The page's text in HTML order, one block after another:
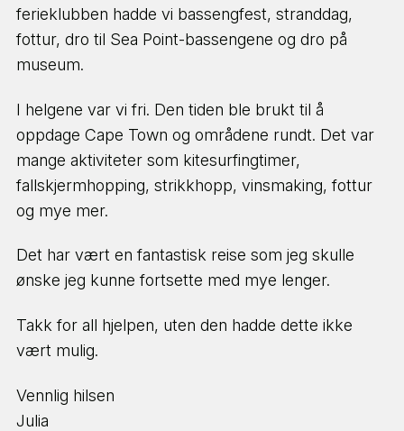
ferieklubben hadde vi bassengfest, stranddag,
fottur, dro til Sea Point-bassengene og dro på
museum.
I helgene var vi fri. Den tiden ble brukt til å
oppdage Cape Town og områdene rundt. Det var
mange aktiviteter som kitesurfingtimer,
fallskjermhopping, strikkhopp, vinsmaking, fottur
og mye mer.
Det har vært en fantastisk reise som jeg skulle
ønske jeg kunne fortsette med mye lenger.
Takk for all hjelpen, uten den hadde dette ikke
vært mulig.
Vennlig hilsen
Julia
Hva drømmer du om å
gjøre?
Velg 1 til 3 ting du er interessert i